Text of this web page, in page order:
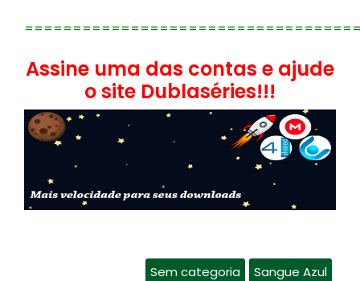
Assine uma das contas e ajude
o site Dublaséries!!!
Sem categoria Sangue Azul